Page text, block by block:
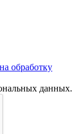
обработку
данных.